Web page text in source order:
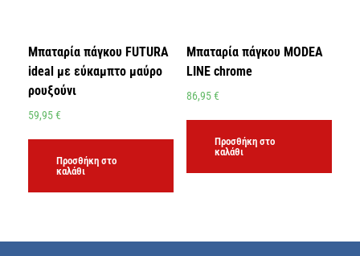
Μπαταρία πάγκου FUTURA
ideal με εύκαμπτο μαύρο
ρουξούνι
59,95€
Προσθήκη στο
καλάθι
Μπαταρία πάγκου MODEA
LINE chrome
86,95€
Προσθήκη στο
καλάθι